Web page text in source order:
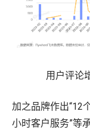
用户评论
加之品牌作出“12
小时客户服务”等承